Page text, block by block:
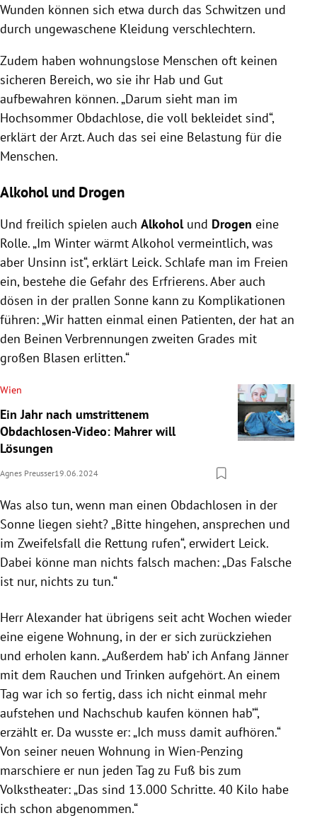
Wunden können sich etwa durch das Schwitzen und
durch ungewaschene Kleidung verschlechtern.
Zudem haben wohnungslose Menschen oft keinen
sicheren Bereich, wo sie ihr Hab und Gut
aufbewahren können. „Darum sieht man im
Hochsommer Obdachlose, die voll bekleidet sind“,
erklärt der Arzt. Auch das sei eine Belastung für die
Menschen.
Alkohol und Drogen
Und freilich spielen auch Alkohol und Drogen eine
Rolle. „Im Winter wärmt Alkohol vermeintlich, was
aber Unsinn ist“, erklärt Leick. Schlafe man im Freien
ein, bestehe die Gefahr des Erfrierens. Aber auch
dösen in der prallen Sonne kann zu Komplikationen
führen: „Wir hatten einmal einen Patienten, der hat an
den Beinen Verbrennungen zweiten Grades mit
großen Blasen erlitten.“
Wien
Ein Jahr nach umstrittenem
Obdachlosen-Video: Mahrer will
Lösungen
Agnes Preusser19.06.2024
Was also tun, wenn man einen Obdachlosen in der
Sonne liegen sieht? „Bitte hingehen, ansprechen und
im Zweifelsfall die Rettung rufen“, erwidert Leick.
Dabei könne man nichts falsch machen: „Das Falsche
ist nur, nichts zu tun.“
Herr Alexander hat übrigens seit acht Wochen wieder
eine eigene Wohnung, in der er sich zurückziehen
und erholen kann. „Außerdem hab’ ich Anfang Jänner
mit dem Rauchen und Trinken aufgehört. An einem
Tag war ich so fertig, dass ich nicht einmal mehr
aufstehen und Nachschub kaufen können hab’“,
erzählt er. Da wusste er: „Ich muss damit aufhören.“
Von seiner neuen Wohnung in Wien-Penzing
marschiere er nun jeden Tag zu Fuß bis zum
Volkstheater: „Das sind 13.000 Schritte. 40 Kilo habe
ich schon abgenommen.“